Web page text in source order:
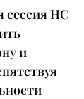
сессия НС
и